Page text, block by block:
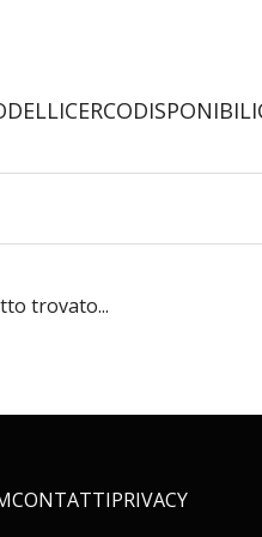
CERCODISPONIBILI
trovato...
CONTATTIPRIVACY